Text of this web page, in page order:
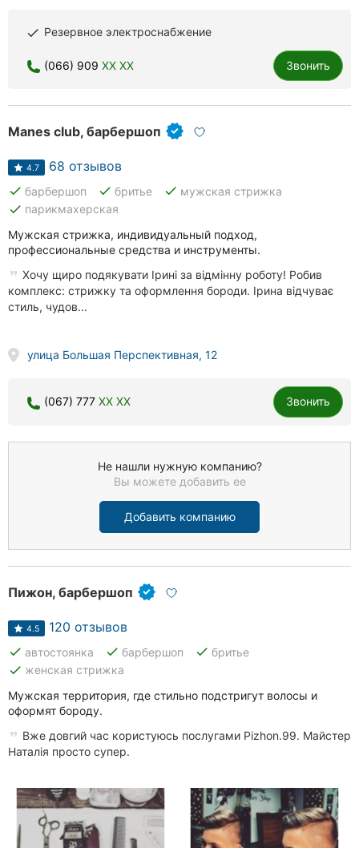
done Резервное электроснабжение
(066) 909 XX XX Звонить
Manes club, барбершоп
4.7 68 отзывов
done барбершоп done бритье done мужская стрижка
done парикмахерская
Мужская стрижка, индивидуальный подход,
профессиональные средства и инструменты.
Хочу щиро подякувати Ірині за відмінну роботу! Робив
комплекс: стрижку та оформлення бороди. Ірина відчуває
стиль, чудов...
улица Большая Перспективная, 12
(067) 777 XX XX Звонить
Не нашли нужную компанию?
Вы можете добавить ее
Добавить компанию
Пижон, барбершоп
4.5 120 отзывов
done автостоянка done барбершоп done бритье
done женская стрижка
Мужская территория, где стильно подстригут волосы и
оформят бороду.
Вже довгий час користуюсь послугами Pizhon.99. Майстер
Наталія просто супер.